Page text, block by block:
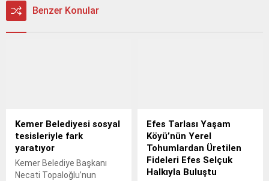
Benzer Konular
Kemer Belediyesi sosyal
tesisleriyle fark
yaratıyor
Kemer Belediye Başkanı
Necati Topaloğlu’nun
Efes Tarlası Yaşam
Köyü’nün Yerel
Tohumlardan Üretilen
Fideleri Efes Selçuk
Halkıyla Buluştu